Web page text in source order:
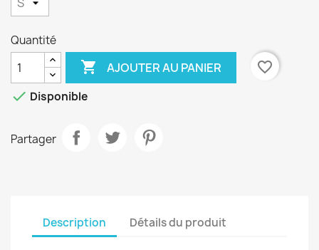
Quantité
 AJOUTER AU PANIER
favorite_border
 Disponible
Partager
Description Détails du produit